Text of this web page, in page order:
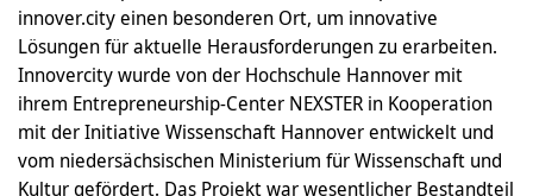
innover.city einen besonderen Ort, um innovative
Lösungen für aktuelle Herausforderungen zu erarbeiten.
Innovercity wurde von der Hochschule Hannover mit
ihrem Entrepreneurship-Center NEXSTER in Kooperation
mit der Initiative Wissenschaft Hannover entwickelt und
vom niedersächsischen Ministerium für Wissenschaft und
Kultur gefördert. Das Projekt war wesentlicher Bestandteil